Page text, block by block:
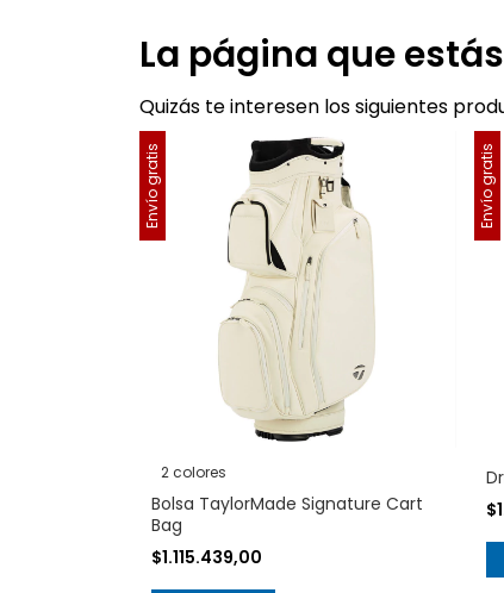
La página que
Quizás te interesen los siguientes
Envío gratis
2 colores
Bolsa TaylorMade Signature Cart
Bag
$1.115.439,00
Envío gratis